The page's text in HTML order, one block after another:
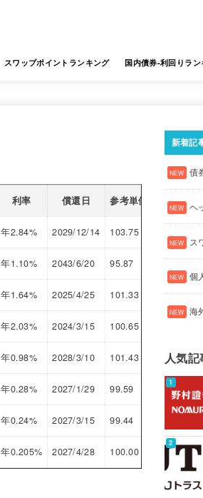
スワップポイントランキング 国内債券-利回りラン
利率 償還日 参考単価 利回り
年2.84% 2029/12/14 103.75
年1.10% 2043/6/20 95.87 1.365
年1.64% 2025/4/25 101.33 0.802
年2.03% 2024/3/15 100.65
年0.98% 2028/3/10 101.43 0.651
年0.28% 2027/1/29 99.59 0.403
年0.24% 2027/3/15 99.44
年0.205% 2027/4/28 100.00 0.205
新着記
債
ヘ
ス
個
海
人気記